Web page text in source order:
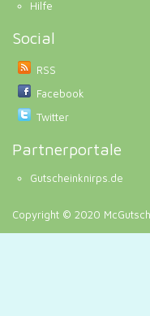
Hilfe
Social
RSS
Facebook
Twitter
Partnerportale
Gutscheinknirps.de
Copyright © 2020